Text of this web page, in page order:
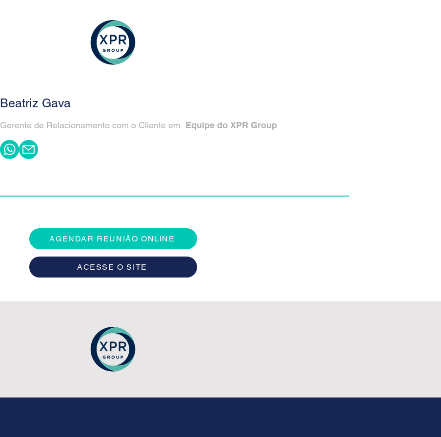
Beatriz Gava
Gerente de Relacionamento com o Cliente em Equipe do XPR Group
AGENDAR REUNIÃO ONLINE
ACESSE O SITE